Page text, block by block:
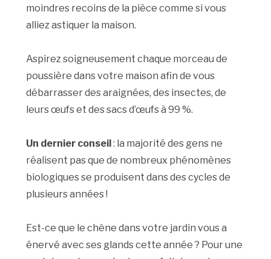
moindres recoins de la pièce comme si vous
alliez astiquer la maison.
Aspirez soigneusement chaque morceau de
poussière dans votre maison afin de vous
débarrasser des araignées, des insectes, de
leurs œufs et des sacs d’œufs à 99 %.
Un dernier conseil : la majorité des gens ne
réalisent pas que de nombreux phénomènes
biologiques se produisent dans des cycles de
plusieurs années !
Est-ce que le chêne dans votre jardin vous a
énervé avec ses glands cette année ? Pour une